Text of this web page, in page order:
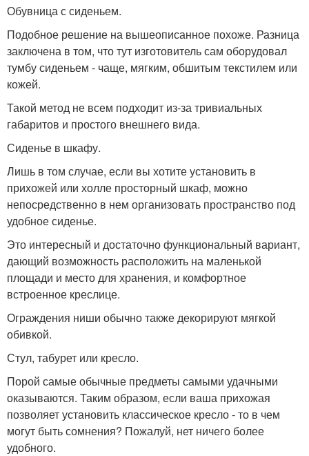
Обувница с сиденьем.
Подобное решение на вышеописанное похоже. Разница
заключена в том, что тут изготовитель сам оборудовал
тумбу сиденьем - чаще, мягким, обшитым текстилем или
кожей.
Такой метод не всем подходит из-за тривиальных
габаритов и простого внешнего вида.
Сиденье в шкафу.
Лишь в том случае, если вы хотите установить в
прихожей или холле просторный шкаф, можно
непосредственно в нем организовать пространство под
удобное сиденье.
Это интересный и достаточно функциональный вариант,
дающий возможность расположить на маленькой
площади и место для хранения, и комфортное
встроенное креслице.
Ограждения ниши обычно также декорируют мягкой
обивкой.
Стул, табурет или кресло.
Порой самые обычные предметы самыми удачными
оказываются. Таким образом, если ваша прихожая
позволяет установить классическое кресло - то в чем
могут быть сомнения? Пожалуй, нет ничего более
удобного.